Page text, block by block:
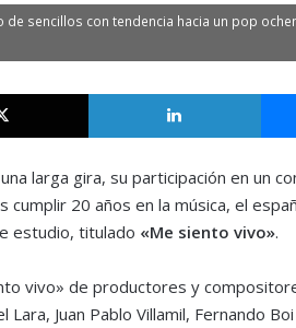
sencillos con tendencia hacia un pop
X
larga gira, su participación en un
20 años en la música, el
estudio, titulado «Me siento vivo».
vivo» de productores y
Juan Pablo Villamil, Fernando